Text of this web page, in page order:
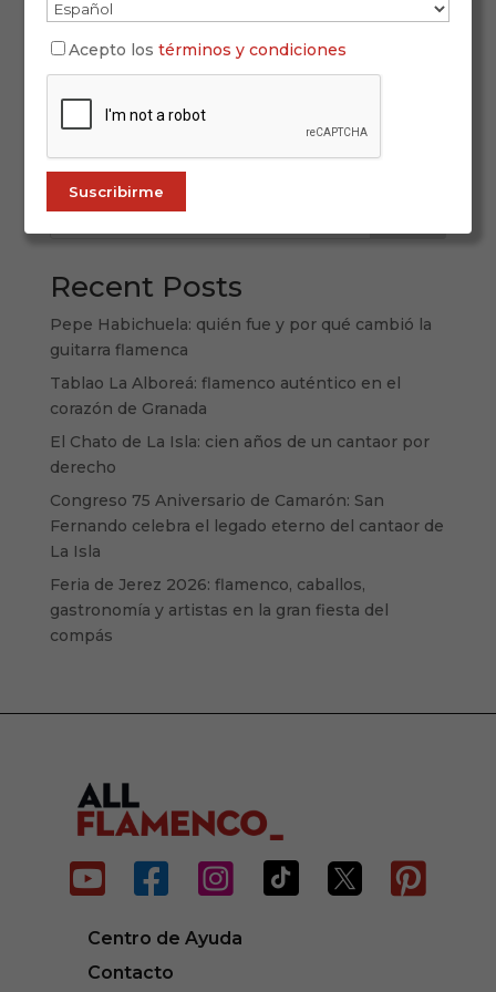
Con motivo del 8 de marzo, Día Internacional de
a las mujeres que han construido la historia del
es una historia de talento, resistencia y
transformación. Porque aunque el...
Recent Posts
Pepe Habichuela: quién fue y por qué cambió la
guitarra flamenca
Tablao La Alboreá: flamenco auténtico en el
corazón de Granada
El Chato de La Isla: cien años de un cantaor por
derecho
Congreso 75 Aniversario de Camarón: San
Fernando celebra el legado eterno del cantaor de
La Isla
Feria de Jerez 2026: flamenco, caballos,
gastronomía y artistas en la gran fiesta del
compás
     
Centro de Ayuda
Contacto
Acepto lostérminos y condiciones